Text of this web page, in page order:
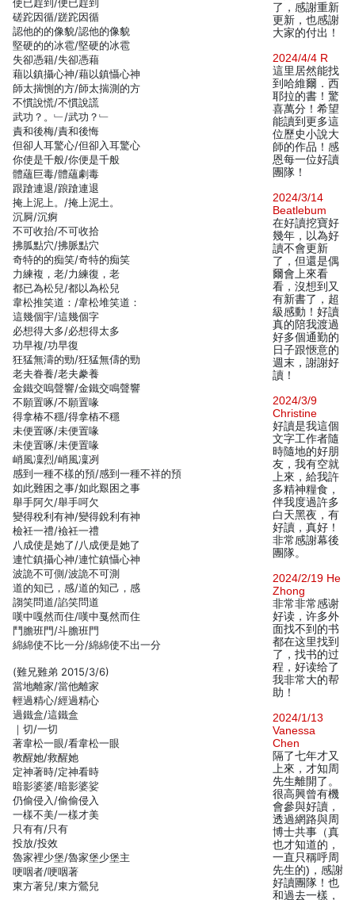
磋跎因循/蹉跎因循
認他的的像貌/認他的像貌
堅硬的的冰雹/堅硬的冰雹
失卻憑籍/失卻憑藉
藉以鎮攝心神/藉以鎮懾心神
師太揣惻的方/師太揣測的方
不慣說慌/不慣說謊
武功？。﹂/武功？﹂
責和後梅/責和後悔
但卻人耳驚心/但卻入耳驚心
你使是千般/你便是千般
體蘊巨毒/體蘊劇毒
跟蹌連退/踉蹌連退
掩上泥上。/掩上泥土。
沉屙/沉痾
不可收抬/不可收拾
拂胍點穴/拂脈點穴
奇特的的痴笑/奇特的痴笑
力練複，老/力練復，老
都已為松兒/都以為松兒
韋松推笑道：/韋松堆笑道：
這幾個宇/這幾個字
必想得大多/必想得太多
功早複/功早復
狂猛無濤的勁/狂猛無儔的勁
老夫眷養/老夫豢養
金鐵交嗚聲響/金鐵交鳴聲響
不願置啄/不願置喙
得拿椿不穩/得拿樁不穩
未便置啄/未便置喙
未使置啄/未便置喙
峭風凜烈/峭風凜冽
感到一種不樣的預/感到一種不祥的預
如此難困之事/如此艱困之事
舉手阿欠/舉手呵欠
變得稅利有神/變得銳利有神
檢衽一禮/襝衽一禮
八成使是她了/八成便是她了
連忙鎮攝心神/連忙鎮懾心神
波詭不可側/波詭不可測
道的知已，感/道的知己，感
謅笑問道/諂笑問道
嘆中嘎然而住/嘆中戛然而住
鬥膽班門/斗膽班門
綿綿使不比一分/綿綿使不出一分
(難兄難弟 2015/3/6)
當地離家/當他離家
輕過精心/經過精心
過鐵盒/這鐵盒
｜切/一切
著韋松一眼/看韋松一眼
教醒她/救醒她
定神著時/定神看時
暗影婆婆/暗影婆娑
仍偷侵入/偷偷侵入
一樣不美/一樣才美
只有有/只有
投放/投效
魯家裡少堡/魯家堡少堡主
哽咽者/哽咽著
東方著兒/東方鶯兒
了，感謝重新
更新，也感謝
大家的付出！
2024/4/4 R
這里居然能找
到哈維爾．西
耶拉的書！驚
喜萬分！希望
能讀到更多這
位歷史小說大
師的作品！感
恩每一位好讀
團隊！
2024/3/14
Beatlebum
在好讀挖寶好
幾年，以為好
讀不會更新
了，但還是偶
爾會上來看
看，沒想到又
有新書了，超
級感動！好讀
真的陪我渡過
好多個通勤的
日子跟愜意的
週末，謝謝好
讀！
2024/3/9
Christine
好讀是我這個
文字工作者隨
時隨地的好朋
友，我有空就
上來，給我許
多精神糧食，
伴我度過許多
白天黑夜，有
好讀，真好！
非常感謝幕後
團隊。
2024/2/19 He
Zhong
非常非常感谢
好读，许多外
面找不到的书
都在这里找到
了，找书的过
程，好读给了
我非常大的帮
助！
2024/1/13
Vanessa
Chen
隔了七年才又
上來，才知周
先生離開了。
很高興曾有機
會參與好讀，
透過網路與周
博士共事（真
也才知道的，
一直只稱呼周
先生的)，感謝
好讀團隊！也
和過去一樣，